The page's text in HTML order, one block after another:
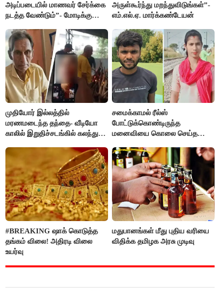
அடிப்படையில் மாணவர் சேர்க்கை
நடத்த வேண்டும்”- மோடிக்கு
அருள்கூர்ந்து மறந்துவிடுங்கள்”-
எம்.எல்.ஏ. மார்க்கண்டேயன்
முதியோர் இல்லத்தில்
மரணமடைந்த தந்தை- வீடியோ
காலில் இறுதிச்சடங்கில் கலந்து
சமைக்காமல் ரீல்ஸ்
போட்டுக்கொண்டிருந்த
மனைவியை கொலை செய்த
#BREAKING ஷாக் கொடுத்த
தங்கம் விலை! அதிரடி விலை
உயர்வு
மதுபானங்கள் மீது புதிய வரியை
விதிக்க தமிழக அரசு முடிவு